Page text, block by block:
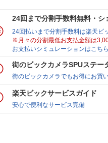
24回まで分割手数料無料・シ
24回払いまで分割手数料は楽天ビ
※月々の分割最低お支払金額は
お支払いシミュレーションはこち
街のビックカメラSPUステー
街のビックカメラでもお得にお買
楽天ビックサービスガイド
安心で便利なサービス完備